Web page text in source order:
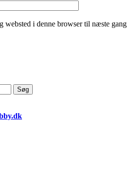
websted i denne browser til næste gang